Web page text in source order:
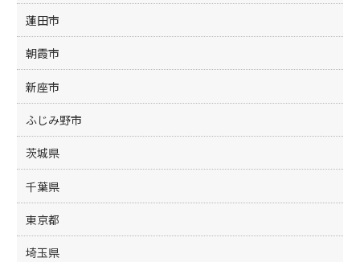
蓮田市
朝霞市
新座市
ふじみ野市
茨城県
千葉県
東京都
埼玉県